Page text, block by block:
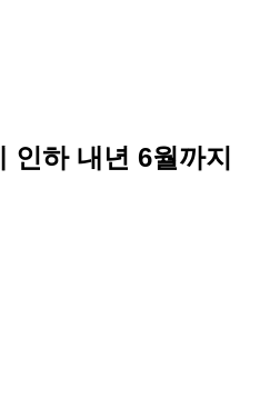
인하 내년 6월까지